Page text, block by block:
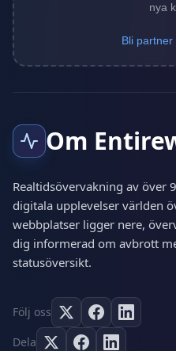
nya
Bli
Om
Realtidsövervakning av över
digitala upplevelser världen
webbplatser ligger nere,
dig informerad om avbrott
statusöversikt.
Följ oss
Dela